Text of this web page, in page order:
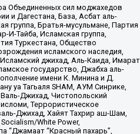
Объединенных сил моджахедов
и Дагестана, База, Асбат аль-
группа, Братья-мусульмане, Партия
И-Тайба, Исламская группа,
Туркестана, Общество
исламского наследия,
джихад, Аль-Каида, Имарат
государство, Джабха аль-
имени К. Минина и Д.
уа Тагьаля SHAM, АУМ Синрике,
Джихад, Чистопольский
Террористическое
Джихад, Хайят Тахрир аш-Шам,
White Power,
“Джамаат “Красный пахарь”,